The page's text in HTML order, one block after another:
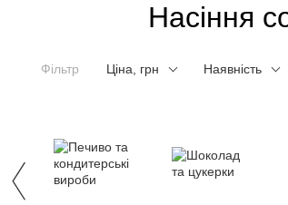
Насіння
Фільтр Ціна, грн Наявність